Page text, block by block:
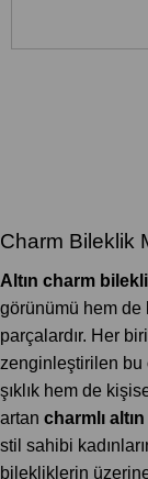
Charm Bileklik
Altın charm
görünümü hem de
parçalardır. Her
zenginleştirilen bu
şıklık hem de
artan charmlı
stil sahibi
bilekliklerin